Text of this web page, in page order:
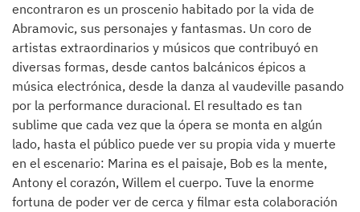
encontraron es un proscenio habitado por la vida de
Abramovic, sus personajes y fantasmas. Un coro de
artistas extraordinarios y músicos que contribuyó en
diversas formas, desde cantos balcánicos épicos a
música electrónica, desde la danza al vaudeville pasando
por la performance duracional. El resultado es tan
sublime que cada vez que la ópera se monta en algún
lado, hasta el público puede ver su propia vida y muerte
en el escenario: Marina es el paisaje, Bob es la mente,
Antony el corazón, Willem el cuerpo. Tuve la enorme
fortuna de poder ver de cerca y filmar esta colaboración